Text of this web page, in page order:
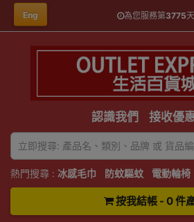
Eng 為您服務第3775天
認識我們 接收優
熱門搜尋 : 冰感毛巾 防蚊驅蚊 電動輪椅
按我結帳 - 0 件